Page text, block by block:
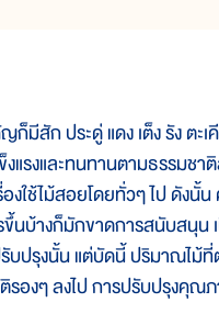
สัก ประดู่ แดง เต็ง รัง ตะ
แรงและทนทานตามธรรมชา
ใช้ไม้สอยโดยทั่วๆ ไป ดังนั้น
บ้างก็มักขาดการสนับสนุน เ
บปรุงนั้น แต่บัดนี้ ปริมาณไม้
องๆ ลงไป การปรับปรุงคุณ